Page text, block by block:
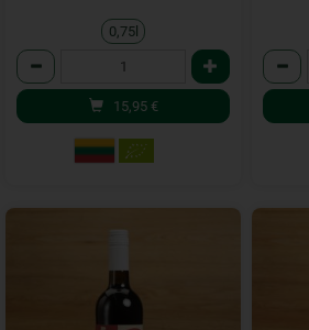
0,75l
Anzahl
15,95 €
Anzahl